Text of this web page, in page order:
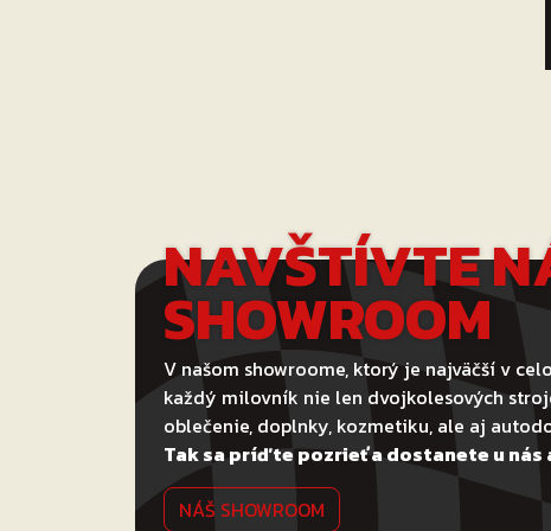
NAVŠTÍVTE
SHOWROOM
V našom showroome, ktorý je najväčší v
každý milovník nie len dvojkolesových
oblečenie, doplnky, kozmetiku, ale aj
Tak sa príďte pozrieť a dostanete u nás
NÁŠ SHOWROOM